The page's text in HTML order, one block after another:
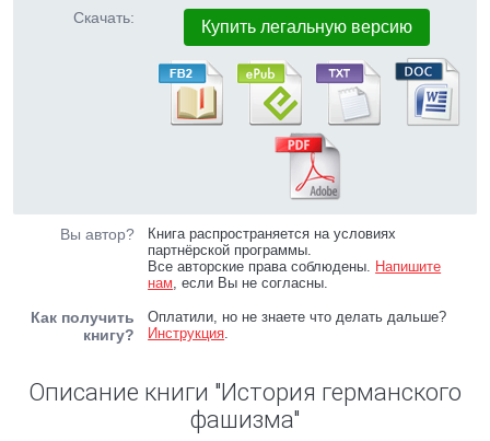
Скачать: Купить легальную версию
Вы автор?
Книга распространяется на условиях
партнёрской программы.
Все авторские права соблюдены. Напишите
нам, если Вы не согласны.
Как получить
книгу?
Оплатили, но не знаете что делать дальше?
Инструкция.
Описание книги "История германского
фашизма"